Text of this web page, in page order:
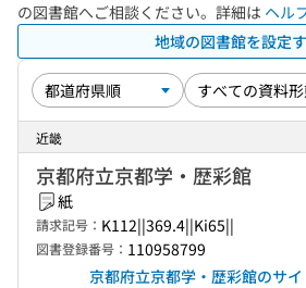
の図書館へご相談ください。詳細は ヘル
地域の図書館を設定
近畿
京都府立京都学・歴彩館
紙
請求記号： K112||369.4||Ki65||
図書登録番号： 110958799
京都府立京都学・歴彩館のサ